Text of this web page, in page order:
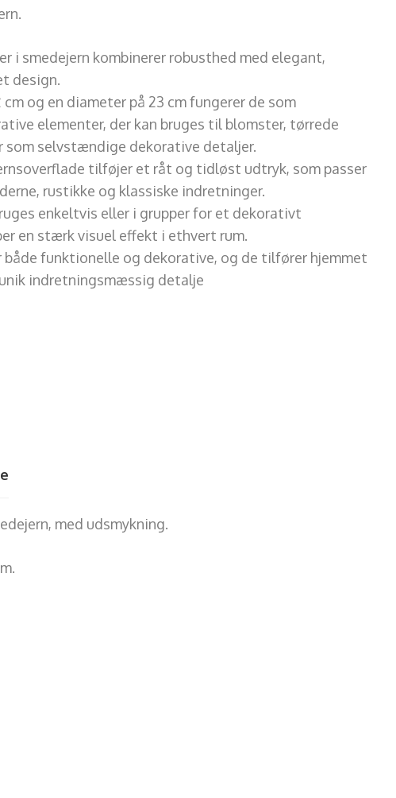
i smedejern kombinerer robusthed med elegant,
design.
cm og en diameter på 23 cm fungerer de som
elementer, der kan bruges til blomster, tørrede
som selvstændige dekorative detaljer.
tilføjer et råt og tidløst udtryk, som passer
rustikke og klassiske indretninger.
enkeltvis eller i grupper for et dekorativt
en stærk visuel effekt i ethvert rum.
både funktionelle og dekorative, og de tilfører hjemmet
indretningsmæssig detalje
med udsmykning.